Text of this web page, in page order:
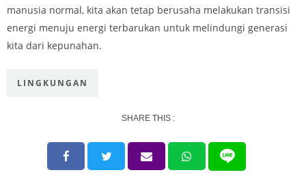
manusia normal, kita akan tetap berusaha melakukan transisi
energi menuju energi terbarukan untuk melindungi generasi
kita dari kepunahan.
LINGKUNGAN
SHARE THIS :